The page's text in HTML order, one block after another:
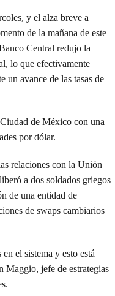
y el alza breve a
de la mañana de este
Central redujo la
lo que efectivamente
un avance de las tasas de
de México con una
por dólar.
relaciones con la Unión
a dos soldados griegos
de una entidad de
de swaps cambiarios
el sistema y esto está
Maggio, jefe de estrategias